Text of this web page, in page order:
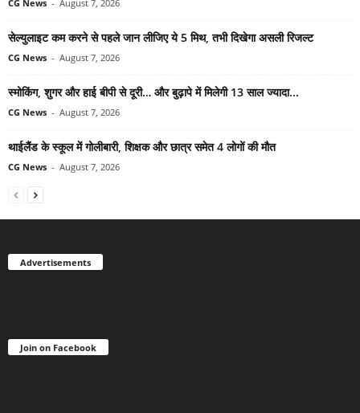
CG News - August 7, 2026
सेल्युलाइट कम करने से पहले जान लीजिए ये 5 मिथ, तभी दिखेगा असली रिजल्ट
CG News - August 7, 2026
स्मोकिंग, शुगर और हाई बीपी से दूरी… और बुढ़ापे में मिलेगी 13 साल ज्यादा...
CG News - August 7, 2026
थाईलैंड के स्कूल में गोलीबारी, शिक्षक और छात्र समेत 4 लोगों की मौत
CG News - August 7, 2026
Advertisements
Join on Facebook